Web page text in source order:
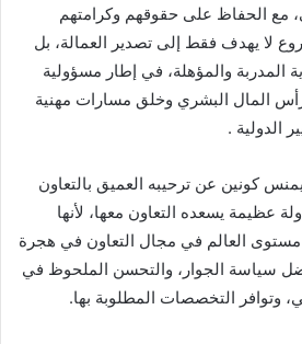
مع الحفاظ على حقوقهم وكرامتهم
لا يهدف فقط إلى تصدير العمالة، بل
المدربة والمؤهلة، في إطار مسؤولية
رأس المال البشري وخلق مسارات مهنية
الدولية .
كونين عن ترحيبه العميق بالتعاون
عظيمة يسعده التعاون معها، لأنها
العالم في مجال التعاون في هجرة
سياسة الجوار، والتحسن الملحوظ في
وتوافر التخصصات المطلوبة بها.